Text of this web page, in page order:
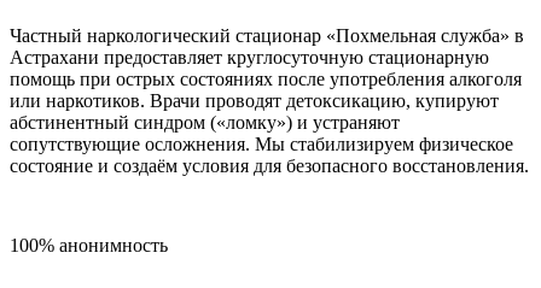
Частный наркологический стационар «Похмельная служба» в
Астрахани предоставляет круглосуточную стационарную
помощь при острых состояниях после употребления алкоголя
или наркотиков. Врачи проводят детоксикацию, купируют
абстинентный синдром («ломку») и устраняют
сопутствующие осложнения. Мы стабилизируем физическое
состояние и создаём условия для безопасного восстановления.
100% анонимность